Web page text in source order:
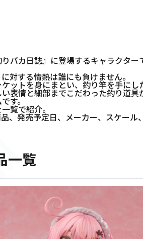
バカ日誌』に登場するキャラクター
対する情熱は誰にも負けません。
ットを身にまとい、釣り竿を手にし
表情と細部までこだわった釣り道具
す。
覧で紹介。
、発売予定日、メーカー、スケール
一覧